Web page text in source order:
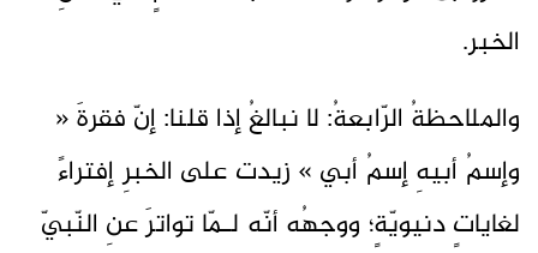
الخبر.
والملاحظةُ الرّابعةُ: لا نبالغُ إذا قلنا: إنّ فقرةَ «
وإسمُ أبيهِ إسمُ أبي » زيدت على الخبرِ إفتراءً
لغاياتٍ دنيويّةٍ؛ ووجهُه أنّه لـمّا تواترَ عنِ النّبيّ